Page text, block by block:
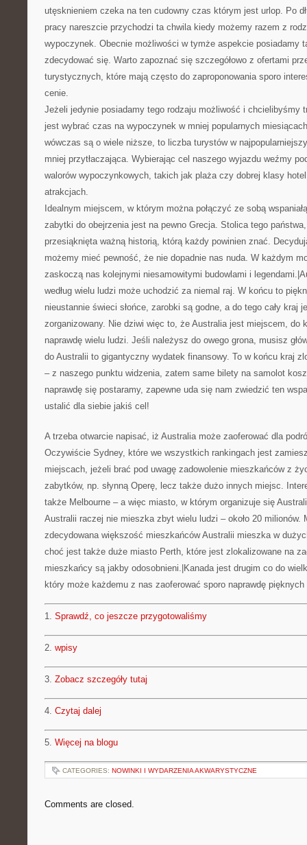
utęsknieniem czeka na ten cudowny czas którym jest urlop. Po
pracy nareszcie przychodzi ta chwila kiedy możemy razem z
wypoczynek. Obecnie możliwości w tymże aspekcie posiadamy
zdecydować się. Warto zapoznać się szczegółowo z ofertami
turystycznych, które mają często do zaproponowania sporo
cenie.
Jeżeli jedynie posiadamy tego rodzaju możliwość i chcielibyśmy
jest wybrać czas na wypoczynek w mniej popularnych
wówczas są o wiele niższe, to liczba turystów w
mniej przytłaczająca. Wybierając cel naszego wyjazdu weźmy
walorów wypoczynkowych, takich jak plaża czy dobrej klasy
atrakcjach.
Idealnym miejscem, w którym można połączyć ze sobą
zabytki do obejrzenia jest na pewno Grecja. Stolica tego
przesiąknięta ważną historią, którą każdy powinien znać.
możemy mieć pewność, że nie dopadnie nas nuda. W każdym
zaskoczą nas kolejnymi niesamowitymi budowlami i
według wielu ludzi może uchodzić za niemal raj. W końcu to
nieustannie świeci słońce, zarobki są godne, a do tego cały kraj
zorganizowany. Nie dziwi więc to, że Australia jest miejscem, do
naprawdę wielu ludzi. Jeśli należysz do owego grona, musisz
do Australii to gigantyczny wydatek finansowy. To w końcu kraj
– z naszego punktu widzenia, zatem same bilety na samolot
naprawdę się postaramy, zapewne uda się nam zwiedzić ten
ustalić dla siebie jakiś cel!
A trzeba otwarcie napisać, iż Australia może zaoferować dla
Oczywiście Sydney, które we wszystkich rankingach jest
miejscach, jeżeli brać pod uwagę zadowolenie mieszkańców z
zabytków, np. słynną Operę, lecz także dużo innych miejsc.
także Melbourne – a więc miasto, w którym organizuje się
Australii raczej nie mieszka zbyt wielu ludzi – około 20 milionów.
zdecydowana większość mieszkańców Australii mieszka w
choć jest także duże miasto Perth, które jest zlokalizowane na
mieszkańcy są jakby odosobnieni.|Kanada jest drugim co do
który może każdemu z nas zaoferować sporo naprawdę
1. Sprawdź, co jeszcze przygotowaliśmy
2. wpisy
3. Zobacz szczegóły tutaj
4. Czytaj dalej
5. Więcej na blogu
CATEGORIES: NOWINKI I WYDARZENIA AKWARYSTYCZNE
Comments are closed.